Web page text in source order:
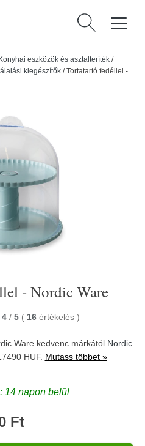
Keresés:
Konyhai eszközök és asztalteríték /
kiegészítők /Tortatartó fedéllel -
- Nordic Ware
4 / 5 ( 16 értékelés )
Ware kedvenc márkától Nordic
HUF. Mutass többet »
14 napon belül
Ft